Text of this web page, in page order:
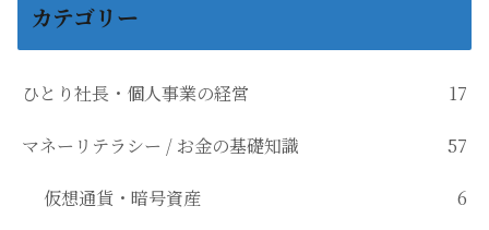
カテゴリー
ひとり社長・個人事業の経営 17
マネーリテラシー / お金の基礎知識 57
仮想通貨・暗号資産 6